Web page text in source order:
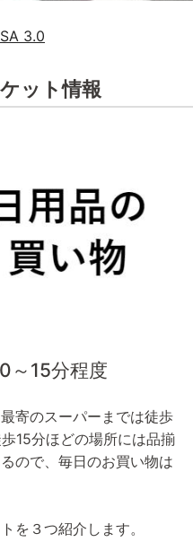
3.0
ット情報
～15分程度
寄のスーパーまでは徒歩
15分ほどの場所には品揃
ので、毎日のお買い物は
を３つ紹介します。